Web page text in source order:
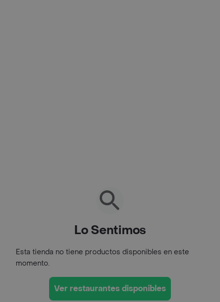
Lo Sentimos
Esta tienda no tiene productos disponibles en este
momento.
Ver restaurantes disponibles